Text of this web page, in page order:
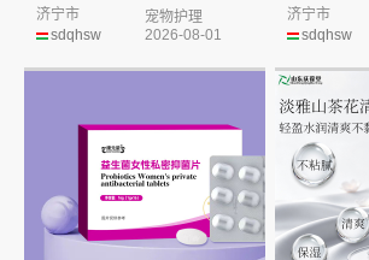
sdqhsw
济宁市
宠物护理
2026-08-01
sdqhsw
济宁市